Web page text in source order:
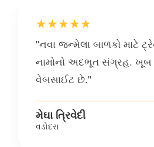
★★★★★
"નવા જન્મેલા બાળકો માટે
નામોનો અદભૂત સંગ્રહ. ખૂબ
વેબસાઈટ છે."
મેઘા ત્રિવેદી
વડોદરા